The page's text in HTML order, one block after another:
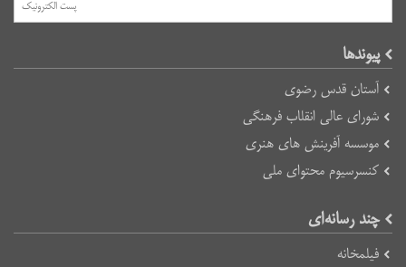
پیوند‌ها
آستان قدس رضوی
شورای عالی انقلاب فرهنگی
موسسه آفرینش های هنری
کنسرسیوم محتوای ملی
چند رسانه‌ای
فیلمخانه